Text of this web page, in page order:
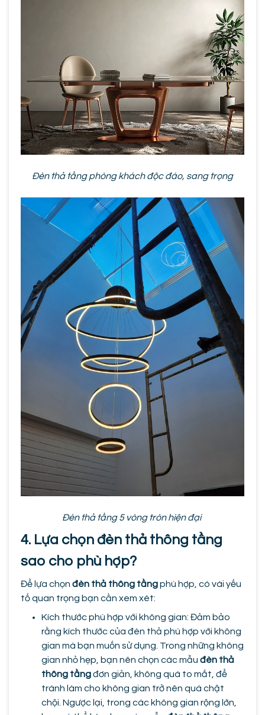
Đèn thả tầng phòng khách độc đáo, sang trọng
Đèn thả tầng 5 vòng tròn hiện đại
4. Lựa chọn đèn thả thông tầng
sao cho phù hợp?
Để lựa chọn đèn thả thông tầngphù hợp, có vài yếu
tố quan trọng bạn cần xem xét:
Kích thước phù hợp với không gian: Đảm bảo
rằng kích thước của đèn thả phù hợp với không
gian mà bạn muốn sử dụng. Trong những không
gian nhỏ hẹp, bạn nên chọn các mẫu đèn thả
thông tầngđơn giản, không quá to mắt, để
tránh làm cho không gian trở nên quá chật
chội. Ngược lại, trong các không gian rộng lớn,